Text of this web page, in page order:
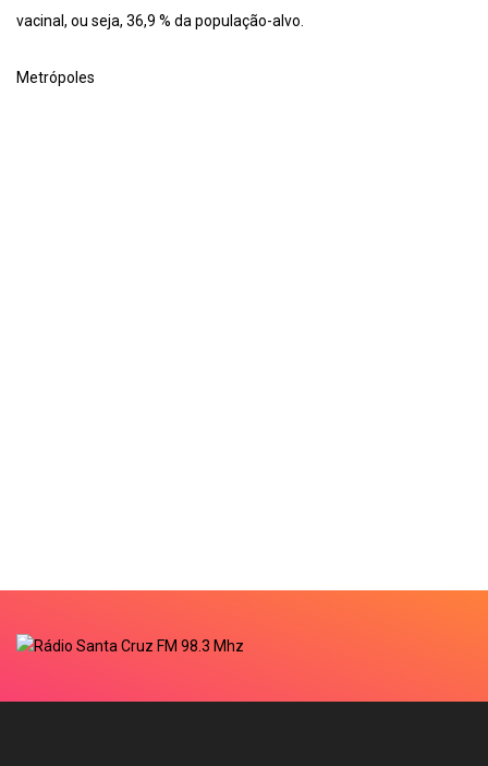
vacinal, ou seja, 36,9 % da população-alvo.
Metrópoles